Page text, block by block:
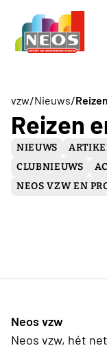
vzw/Nieuws/
Reizen
NIEUWS
CLUBNIEUWS
NEOS VZW EN
Neos vzw
Neos vzw, hét